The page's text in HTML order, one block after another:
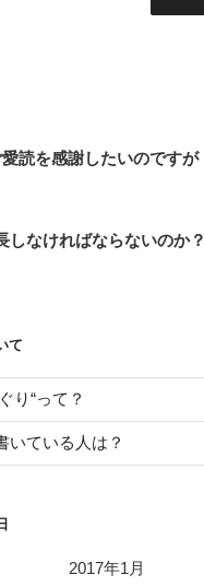
愛読を感謝したいのですが
しなければならないのか？
て
り“って？
いている人は？
2017年1月